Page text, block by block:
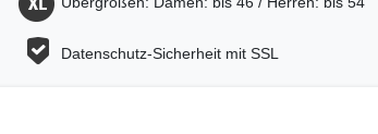
Datenschutz-Sicherheit mit SSL